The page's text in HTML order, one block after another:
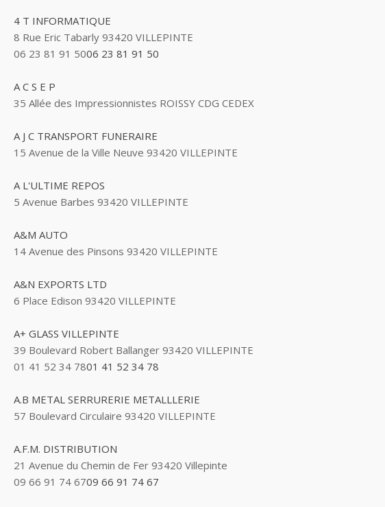
4 T INFORMATIQUE
8 Rue Eric Tabarly 93420 VILLEPINTE
06 23 81 91 5006 23 81 91 50
A C S E P
35 Allée des Impressionnistes ROISSY CDG CEDEX
A J C TRANSPORT FUNERAIRE
15 Avenue de la Ville Neuve 93420 VILLEPINTE
A L'ULTIME REPOS
5 Avenue Barbes 93420 VILLEPINTE
A&M AUTO
14 Avenue des Pinsons 93420 VILLEPINTE
A&N EXPORTS LTD
6 Place Edison 93420 VILLEPINTE
A+ GLASS VILLEPINTE
39 Boulevard Robert Ballanger 93420 VILLEPINTE
01 41 52 34 7801 41 52 34 78
A.B METAL SERRURERIE METALLLERIE
57 Boulevard Circulaire 93420 VILLEPINTE
A.F.M. DISTRIBUTION
21 Avenue du Chemin de Fer 93420 Villepinte
09 66 91 74 6709 66 91 74 67